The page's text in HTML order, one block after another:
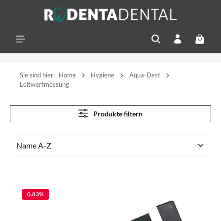
Sie sind hier: Home Hygiene
Aqua-Dest
Leitwertmessung
Produkte filtern
0.83%